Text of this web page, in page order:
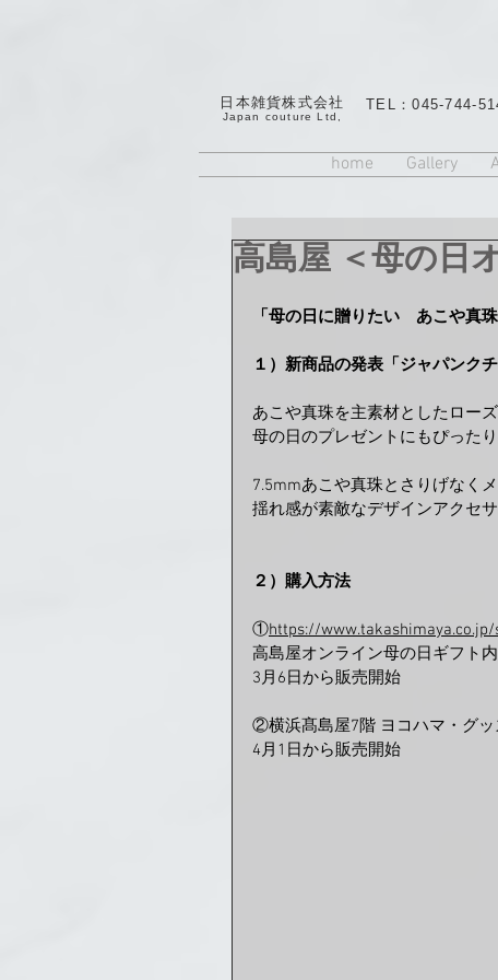
日本雑貨株式会社
​Japan couture Ltd,
TEL：045-744-
home Gallery
高島屋 ＜母の日
「母の日に贈りたい　あこや真
１）新商品の発表「ジャパンク
あこや真珠を主素材としたロー
母の日のプレゼントにもぴったり
7.5mmあこや真珠とさりげなく
揺れ感が素敵なデザインアクセサ
２）購入方法
①https://
高島屋オンライン母の日ギフト内
3月6日から販売開始
②横浜髙島屋7階 ヨコハマ・グッ
4月1日から販売開始